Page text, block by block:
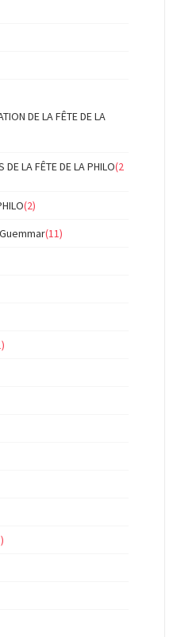
DE LA FÊTE DE LA
DE LA FÊTE DE LA PHILO(2
(2)
(11)